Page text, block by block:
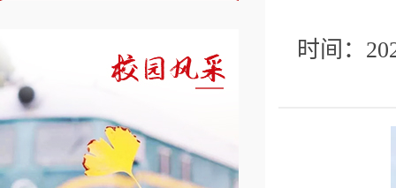
时间：